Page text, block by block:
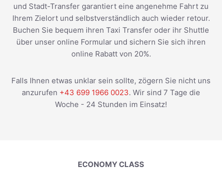
und Stadt-Transfer garantiert eine angenehme Fahrt zu
Ihrem Zielort und selbstverständlich auch wieder retour.
Buchen Sie bequem ihren Taxi Transfer oder ihr Shuttle
über unser online Formular und sichern Sie sich ihren
online Rabatt von 20%.
Falls Ihnen etwas unklar sein sollte, zögern Sie nicht uns
anzurufen +43 699 1966 0023. Wir sind 7 Tage die
Woche - 24 Stunden im Einsatz!
ECONOMY CLASS